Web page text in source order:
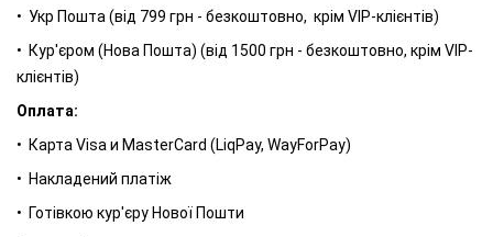
використовувати крем з тієї ж косметичної лінії.
ОЛИВКОВА ЛІНІЯ LAMBRE
Косметична лінія засобів, створена на основі найбільш цінних
компонентів: оливкової олії, протеїнів пшениці, екстракту
лаванди, зволожуючих і регенеруючих активних речовин.
• Укр Пошта (від 799 грн - безкоштовно, крім VIP-клієнтів)
• Кур'єром (Нова Пошта) (від 1500 грн - безкоштовно, крім VIP-
клієнтів)
Оплата:
• Карта Visa и MasterCard (LiqPay, WayForPay)
• Накладений платіж
• Готівкою кур'єру Нової Пошти